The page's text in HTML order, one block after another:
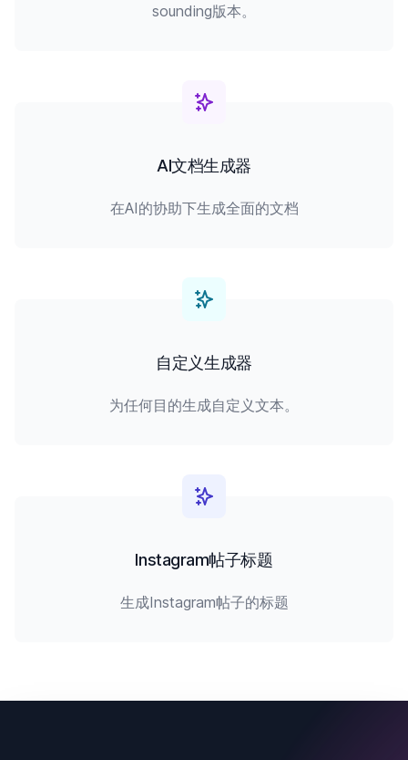
sounding版本。
AI文档生成器
在AI的协助下生成全面的文档
自定义生成器
为任何目的生成自定义文本。
Instagram帖子标题
生成Instagram帖子的标题